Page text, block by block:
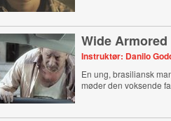
Wide
Instruktør: Danilo
En ung, brasiliansk
møder den voksende